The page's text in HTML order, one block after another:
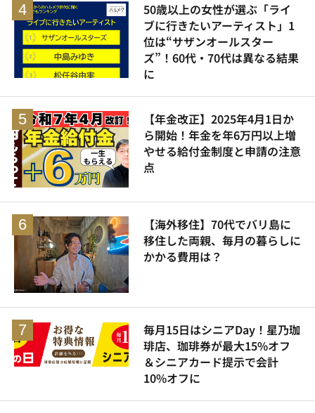
50歳以上の女性が選ぶ「ライ
ブに行きたいアーティスト」1
位は“サザンオールスター
ズ”！60代・70代は異なる結果
に
【年金改正】2025年4月1日か
ら開始！年金を年6万円以上増
やせる給付金制度と申請の注意
点
【海外移住】70代でバリ島に
移住した両親、毎月の暮らしに
かかる費用は？
毎月15日はシニアDay！星乃珈
琲店、珈琲券が最大15%オフ
＆シニアカード提示で会計
10%オフに